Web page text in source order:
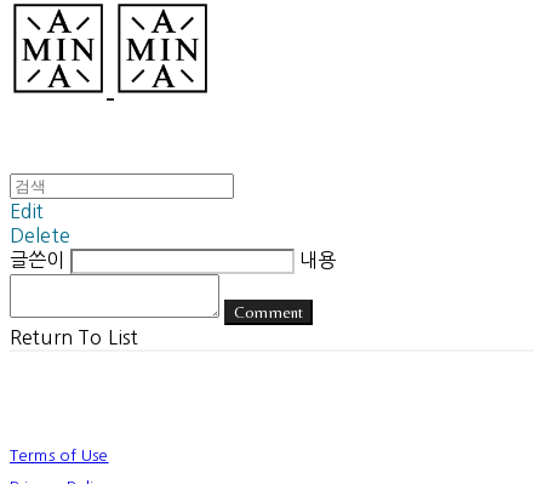
Edit
Delete
글쓴이
내용
Comment
Return To List
Terms of Use